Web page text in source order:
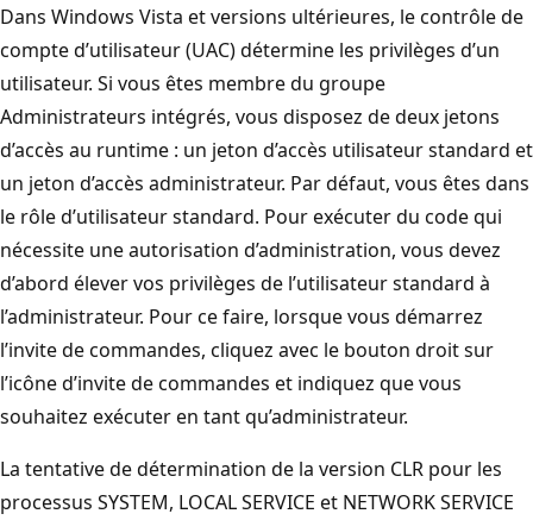
Dans Windows Vista et versions ultérieures, le contrôle de
compte d’utilisateur (UAC) détermine les privilèges d’un
utilisateur. Si vous êtes membre du groupe
Administrateurs intégrés, vous disposez de deux jetons
d’accès au runtime : un jeton d’accès utilisateur standard et
un jeton d’accès administrateur. Par défaut, vous êtes dans
le rôle d’utilisateur standard. Pour exécuter du code qui
nécessite une autorisation d’administration, vous devez
d’abord élever vos privilèges de l’utilisateur standard à
l’administrateur. Pour ce faire, lorsque vous démarrez
l’invite de commandes, cliquez avec le bouton droit sur
l’icône d’invite de commandes et indiquez que vous
souhaitez exécuter en tant qu’administrateur.
La tentative de détermination de la version CLR pour les
processus SYSTEM, LOCAL SERVICE et NETWORK SERVICE